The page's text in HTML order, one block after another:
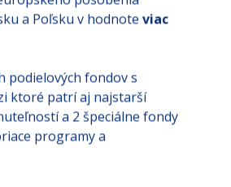
spoločnosť pôsobiaca
pôsobenia
podielových fondov s
ktoré patrí aj najstarší
a 2 špeciálne fondy